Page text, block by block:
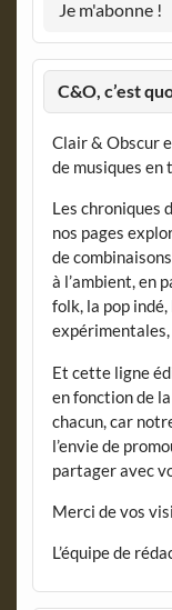
C&O, c’est
Clair & Obscur
de musiques en
Les chroniques
nos pages
de
à l’ambient, en
folk, la pop
Et cette ligne
en fonction de
chacun, car
l’envie de
partager avec
Merci de vos
L’équipe de